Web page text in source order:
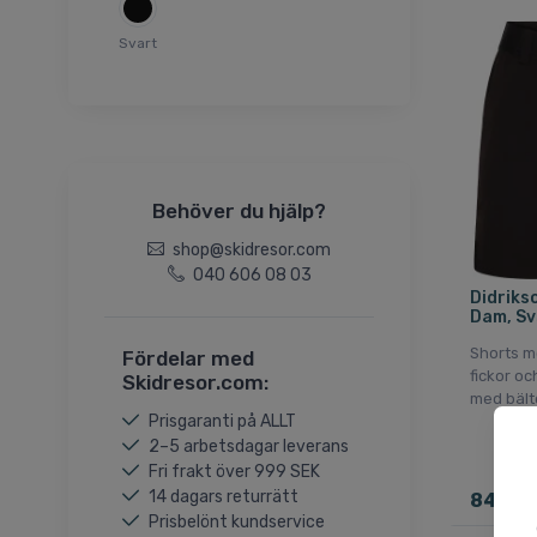
44(XXL)
46(3XL)
XL(54)
XXL(56)
150
160
30
32
36
Svart
Behöver du hjälp?
shop@skidresor.com
040 606 08 03
Fördelar med
Skidresor.com:
Prisgaranti på ALLT
2–5 arbetsdagar leverans
Fri frakt över 999 SEK
14 dagars returrätt
Prisbelönt kundservice
Dam,
Shorts
fickor
med
849